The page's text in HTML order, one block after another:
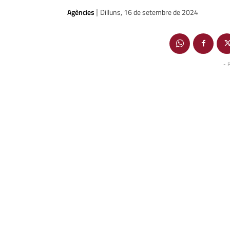
Agències | Dilluns, 16 de setembre de 2024
-